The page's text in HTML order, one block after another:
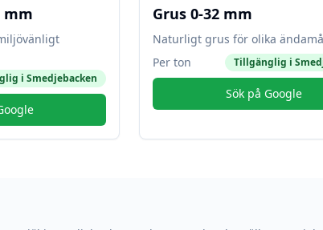
mm
i Smedjebacken
Grus 0-32 mm
Naturligt grus för olika
Per ton
Tillgänglig i
Sök på Google